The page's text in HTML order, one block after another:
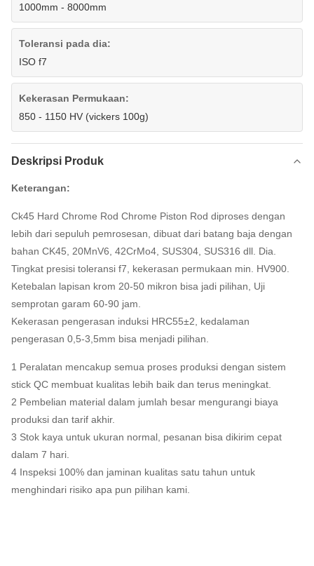
1000mm - 8000mm
Toleransi pada dia:
ISO f7
Kekerasan Permukaan:
850 - 1150 HV (vickers 100g)
Deskripsi Produk
Keterangan:
Ck45 Hard Chrome Rod Chrome Piston Rod diproses dengan
lebih dari sepuluh pemrosesan, dibuat dari batang baja dengan
bahan CK45, 20MnV6, 42CrMo4, SUS304, SUS316 dll. Dia.
Tingkat presisi toleransi f7, kekerasan permukaan min. HV900.
Ketebalan lapisan krom 20-50 mikron bisa jadi pilihan, Uji
semprotan garam 60-90 jam.
Kekerasan pengerasan induksi HRC55±2, kedalaman
pengerasan 0,5-3,5mm bisa menjadi pilihan.
1 Peralatan mencakup semua proses produksi dengan sistem
stick QC membuat kualitas lebih baik dan terus meningkat.
2 Pembelian material dalam jumlah besar mengurangi biaya
produksi dan tarif akhir.
3 Stok kaya untuk ukuran normal, pesanan bisa dikirim cepat
dalam 7 hari.
4 Inspeksi 100% dan jaminan kualitas satu tahun untuk
menghindari risiko apa pun pilihan kami.